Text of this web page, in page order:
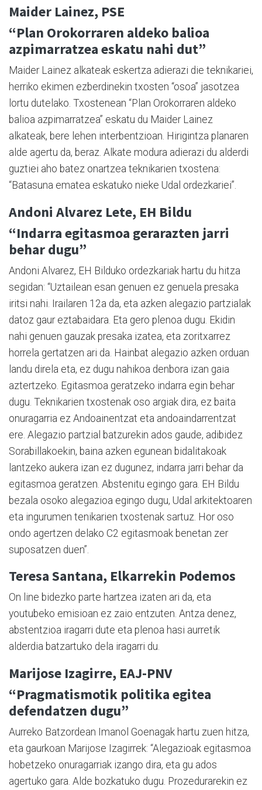
Maider Lainez, PSE
“Plan Orokorraren aldeko balioa
azpimarratzea eskatu nahi dut”
Maider Lainez alkateak eskertza adierazi die teknikariei,
herriko ekimen ezberdinekin txosten “osoa” jasotzea
lortu dutelako. Txostenean “Plan Orokorraren aldeko
balioa azpimarratzea” eskatu du Maider Lainez
alkateak, bere lehen interbentzioan. Hirigintza planaren
alde agertu da, beraz. Alkate modura adierazi du alderdi
guztiei aho batez onartzea teknikarien txostena:
“Batasuna ematea eskatuko nieke Udal ordezkariei”.
Andoni Alvarez Lete, EH Bildu
“Indarra egitasmoa gerarazten jarri
behar dugu”
Andoni Alvarez, EH Bilduko ordezkariak hartu du hitza
segidan: “Uztailean esan genuen ez genuela presaka
iritsi nahi. Irailaren 12a da, eta azken alegazio partzialak
datoz gaur eztabaidara. Eta gero plenoa dugu. Ekidin
nahi genuen gauzak presaka izatea, eta zoritxarrez
horrela gertatzen ari da. Hainbat alegazio azken orduan
landu direla eta, ez dugu nahikoa denbora izan gaia
aztertzeko. Egitasmoa geratzeko indarra egin behar
dugu. Teknikarien txostenak oso argiak dira, ez baita
onuragarria ez Andoainentzat eta andoaindarrentzat
ere. Alegazio partzial batzurekin ados gaude, adibidez
Sorabillakoekin, baina azken egunean bidalitakoak
lantzeko aukera izan ez dugunez, indarra jarri behar da
egitasmoa geratzen. Abstenitu egingo gara. EH Bildu
bezala osoko alegazioa egingo dugu, Udal arkitektoaren
eta ingurumen tenikarien txostenak sartuz. Hor oso
ondo agertzen delako C2 egitasmoak benetan zer
suposatzen duen”.
Teresa Santana, Elkarrekin Podemos
On line bidezko parte hartzea izaten ari da, eta
youtubeko emisioan ez zaio entzuten. Antza denez,
abstentzioa iragarri dute eta plenoa hasi aurretik
alderdia batzartuko dela iragarri du.
Marijose Izagirre, EAJ-PNV
“Pragmatismotik politika egitea
defendatzen dugu”
Aurreko Batzordean Imanol Goenagak hartu zuen hitza,
eta gaurkoan Marijose Izagirrek: “Alegazioak egitasmoa
hobetzeko onuragarriak izango dira, eta gu ados
agertuko gara. Alde bozkatuko dugu. Prozedurarekin ez